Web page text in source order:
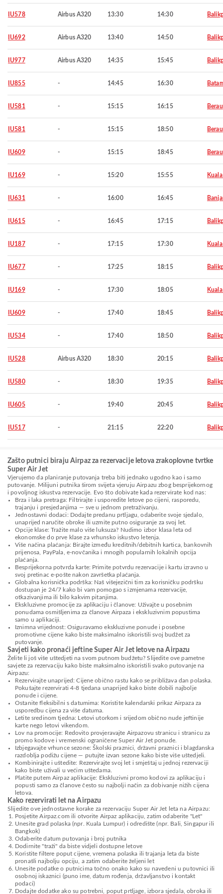
IU578 Airbus A320 13:30 14:30
IU692 Airbus A320 13:40 14:50
IU977 Airbus A320 14:35 15:45
IU855 - 14:45 16:30
IU581 - 15:15 16:15 Berau
IU581 - 15:15 18:50 Berau
IU609 - 15:15 18:45 Berau
IU169 - 15:20 15:55
IU631 - 16:00 16:45
IU615 - 16:45 17:15
IU187 - 17:15 17:30
IU677 - 17:25 18:15
IU169 - 17:30 18:05
IU609 - 17:40 18:45
IU534 - 17:40 18:50
IU528 Airbus A320 18:30 20:15
IU580 - 18:30 19:35
IU605 - 19:40 20:45
IU517 - 21:15 22:20
Zašto putnici biraju Airpaz za rezervacije letova zrakoplovne tvrtke
Super Air Jet
Vjerujemo da planiranje putovanja treba biti jednako ugodno kao i samo
putovanje. Milijuni putnika širom svijeta vjeruju Airpazu zbog besprijekornog
i povoljnog iskustva rezervacije. Evo što dobivate kada rezervirate kod nas:
Brza i laka pretraga: Filtrirajte i usporedite letove po cijeni, rasporedu,
trajanju i presjedanjima — sve u jednom pretraživanju.
Jednostavni dodaci: Dodajte predanu prtljagu, odaberite svoje sjedalo,
unaprijed naručite obroke ili uzmite putno osiguranje za svoj let.
Opcije klase: Tražite malo više luksuza? Nudimo izbor klasa leta od
ekonomske do prve klase za vrhunsko iskustvo letenja.
Više načina plaćanja: Birajte između kreditnih/debitnih kartica, bankovnih
prijenosa, PayPala, e-novčanika i mnogih popularnih lokalnih opcija
plaćanja.
Besprijekorna potvrda karte: Primite potvrdu rezervacije i kartu izravno u
svoj pretinac e-pošte nakon završetka plaćanja.
Globalna korisnička podrška: Naš višejezični tim za korisničku podršku
dostupan je 24/7 kako bi vam pomogao s izmjenama rezervacije,
otkazivanjima ili bilo kakvim pitanjima.
Ekskluzivne promocije za aplikaciju i članove: Uživajte u posebnim
ponudama osmišljenima za članove Airpaza i ekskluzivnim popustima
samo u aplikaciji.
Iznimna vrijednost: Osiguravamo ekskluzivne ponude i posebne
promotivne cijene kako biste maksimalno iskoristili svoj budžet za
putovanje.
Savjeti kako pronaći jeftine Super Air Jet letove na Airpazu
Želite li još više uštedjeti na svom putnom budžetu? Slijedite ove pametne
savjete za rezervaciju kako biste maksimalno iskoristili svako putovanje na
Airpazu:
Rezervirajte unaprijed: Cijene obično rastu kako se približava dan polaska.
Pokušajte rezervirati 4-8 tjedana unaprijed kako biste dobili najbolje
ponude i cijene.
Ostanite fleksibilni s datumima: Koristite kalendarski prikaz Airpaza za
usporedbu cijena za više datuma.
Letite sredinom tjedna: Letovi utorkom i srijedom obično nude jeftinije
karte nego letovi vikendom.
Lov na promocije: Redovito provjeravajte Airpazovu stranicu i stranicu za
promo kodove i vremenski ograničene Super Air Jet ponude.
Izbjegavajte vrhunce sezone: Školski praznici, državni praznici i blagdanska
razdoblja podižu cijene — putujte izvan sezone kako biste više uštedjeli.
Kombinirajte i uštedite: Rezervirajte svoj let i smještaj u jednoj rezervaciji
kako biste uživali u većim uštedama.
Platite putem Airpaz aplikacije: Ekskluzivni promo kodovi za aplikaciju i
popusti samo za članove često su najbolji način za dobivanje nižih cijena
letova.
Kako rezervirati let na Airpazu
Slijedite ove jednostavne korake za rezervaciju Super Air Jet leta na Airpazu:
Posjetite Airpaz.com ili otvorite Airpaz aplikaciju, zatim odaberite "Let"
Unesite grad polaska (npr. Kuala Lumpur) i odredište (npr. Bali, Singapur ili
Bangkok)
Odaberite datum putovanja i broj putnika
Dodirnite "traži" da biste vidjeli dostupne letove
Koristite filtere poput cijene, vremena polaska ili trajanja leta da biste
pronašli najbolju opciju, a zatim odaberite željeni let
Unesite podatke o putnicima točno onako kako su navedeni u putovnici ili
osobnoj iskaznici (puno ime, datum rođenja, državljanstvo i kontakt
podaci)
Dodajte dodatke ako su potrebni, poput prtljage, izbora sjedala, obroka ili